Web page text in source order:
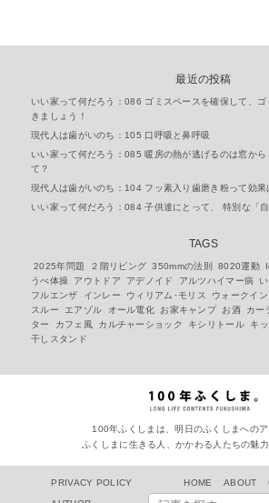
最近の投稿
いい家って何だろう：086 ゴミスペースを確保して、
きましょう！
現代人は歯がいのち：105 口呼吸と鼻呼吸
いい家って何だろう：085 暖房の熱が逃げるのは窓から
て？
現代人は歯がいのち：104 フッ素入り歯磨き粉って効果
いい家って何だろう：084 子供達にとって、 特別な「自
TAGS
2025年問題 ２階リビング 350mmの法則 8020運動
うべ体操
アウトドア アデノイド アルツハイマー病
フルエンザ
インレー ウィリアム･モリス ウォークイ
スルー
エアゾル オール電化 お家キャンプ お酒 カー
ター
カフェ風 カルチャーショック キシリトール キ
干しスタンド
100年ふくしまは、明日のふくしまへのア
ふくしまに生きる人、かかわる人たちの魅力
PRIVACY POLICY HOME ABOUT